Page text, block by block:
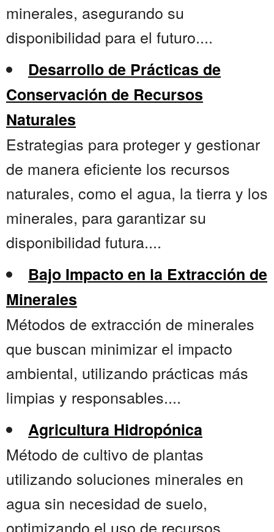
minerales, asegurando su
disponibilidad para el futuro....
Desarrollo de Prácticas de
Conservación de Recursos
Naturales
Estrategias para proteger y gestionar
de manera eficiente los recursos
naturales, como el agua, la tierra y los
minerales, para garantizar su
disponibilidad futura....
Bajo Impacto en la Extracción de
Minerales
Métodos de extracción de minerales
que buscan minimizar el impacto
ambiental, utilizando prácticas más
limpias y responsables....
Agricultura Hidropónica
Método de cultivo de plantas
utilizando soluciones minerales en
agua sin necesidad de suelo,
optimizando el uso de recursos....